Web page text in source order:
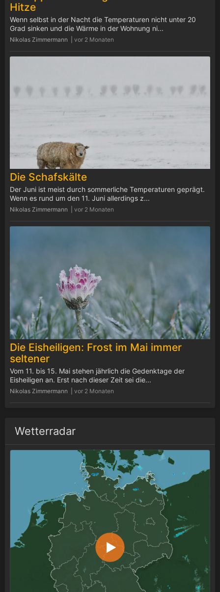
Hitze
Nikolas Zimmermann | vor 2 Monaten
Wenn selbst in der Nacht die Temperaturen nicht unter 20
Grad sinken und die Wärme in der Wohnung ni...
Die Schafskälte
Nikolas Zimmermann | vor 2 Monaten
Der Juni ist meist durch sommerliche Temperaturen geprägt.
Wenn es rund um den 11. Juni allerdings z...
Die Eisheiligen: Frost im Mai immer
seltener
Nikolas Zimmermann | vor 2 Monaten
Vom 11. bis 15. Mai stehen jährlich die Gedenktage der
Eisheiligen an. Erst nach dieser Zeit sei die...
Wetterradar